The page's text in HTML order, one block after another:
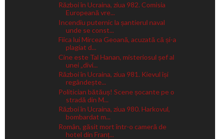
Război în Ucraina, ziua 982. Comisia
Europeană vre...
Incendiu puternic la șantierul naval
unde se const...
Fiica lui Mircea Geoană, acuzată că și-a
plagiat d...
Cine este Tal Hanan, misteriosul șef al
unei „divi...
Război în Ucraina, ziua 981. Kievul își
regândește...
Politician bătăuș! Scene șocante pe o
stradă din M...
Război în Ucraina, ziua 980. Harkovul,
bombardat m...
Român, găsit mort într-o cameră de
hotel din Franț...